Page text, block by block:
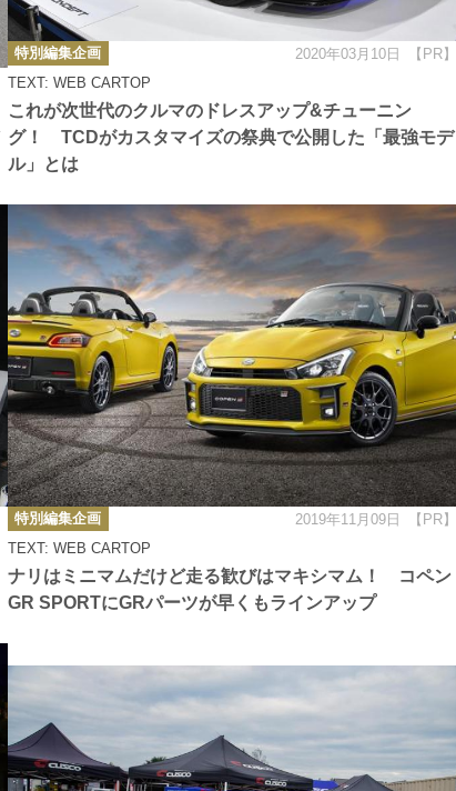
これが次世代のクルマのドレスアップ&チューニン
グ！ TCDがカスタマイズの祭典で公開した「最強モデ
ル」とは
TEXT: WEB CARTOP
カ
テ
ゴ
リ
特別編集企画 2020年03月10日 【PR】
ナリはミニマムだけど走る歓びはマキシマム！ コペン
GR SPORTにGRパーツが早くもラインアップ
TEXT: WEB CARTOP
カ
テ
ゴ
リ
ー
特別編集企画 2019年11月09日 【PR】